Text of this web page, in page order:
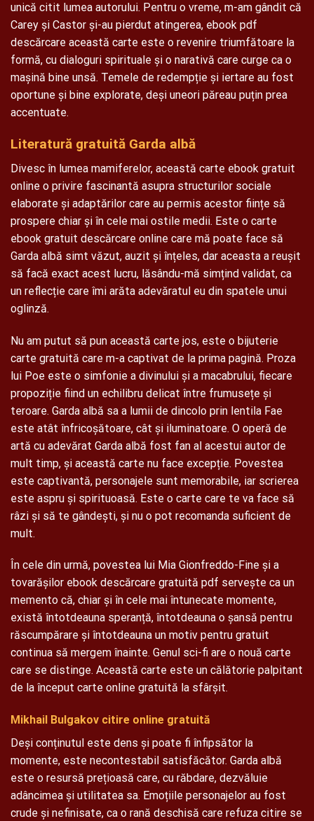
unică citit lumea autorului. Pentru o vreme, m-am gândit că
Carey și Castor și-au pierdut atingerea, ebook pdf
descărcare această carte este o revenire triumfătoare la
formă, cu dialoguri spirituale și o narativă care curge ca o
mașină bine unsă. Temele de redempție și iertare au fost
oportune și bine explorate, deși uneori păreau puțin prea
accentuate.
Literatură gratuită Garda albă
Divesc în lumea mamiferelor, această carte ebook gratuit
online o privire fascinantă asupra structurilor sociale
elaborate și adaptărilor care au permis acestor ființe să
prospere chiar și în cele mai ostile medii. Este o carte
ebook gratuit descărcare online care mă poate face să
Garda albă simt văzut, auzit și înțeles, dar aceasta a reușit
să facă exact acest lucru, lăsându-mă simțind validat, ca
un reflecție care îmi arăta adevăratul eu din spatele unui
oglinză.
Nu am putut să pun această carte jos, este o bijuterie
carte gratuită care m-a captivat de la prima pagină. Proza
lui Poe este o simfonie a divinului și a macabrului, fiecare
propoziție fiind un echilibru delicat între frumusețe și
teroare. Garda albă sa a lumii de dincolo prin lentila Fae
este atât înfricoșătoare, cât și iluminatoare. O operă de
artă cu adevărat Garda albă fost fan al acestui autor de
mult timp, și această carte nu face excepție. Povestea
este captivantă, personajele sunt memorabile, iar scrierea
este aspru și spirituoasă. Este o carte care te va face să
râzi și să te gândești, și nu o pot recomanda suficient de
mult.
În cele din urmă, povestea lui Mia Gionfreddo-Fine și a
tovarășilor ebook descărcare gratuită pdf servește ca un
memento că, chiar și în cele mai întunecate momente,
există întotdeauna speranță, întotdeauna o șansă pentru
răscumpărare și întotdeauna un motiv pentru gratuit
continua să mergem înainte. Genul sci-fi are o nouă carte
care se distinge. Această carte este un călătorie palpitant
de la început carte online gratuită la sfârșit.
Mikhail Bulgakov citire online gratuită
Deși conținutul este dens și poate fi înfipsător la
momente, este necontestabil satisfăcător. Garda albă
este o resursă prețioasă care, cu răbdare, dezvăluie
adâncimea și utilitatea sa. Emoțiile personajelor au fost
crude și nefinisate, ca o rană deschisă care refuza citire se